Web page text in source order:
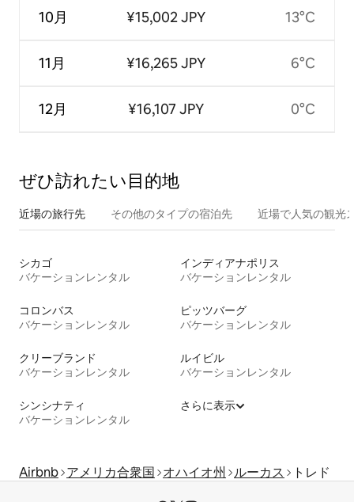
10月
11月
12月
¥15,002 JPY
¥16,265 JPY
¥16,107 JPY
13°C
6°C
0°C
ぜひ訪⁠れ⁠た⁠い目⁠的⁠地
近場の旅行先 その他のタ⁠イ⁠プ⁠の宿⁠泊⁠先 近場で人気の観光
シカゴ
バケーションレンタル
インディアナポリス
バケーションレンタル
コロンバス
バケーションレンタル
ピッツバーグ
バケーションレンタル
クリーブランド
バケーションレンタル
ルイビル
バケーションレンタル
シンシナティ
バケーションレンタル
さらに表示
Airbnb アメリカ合衆国 オハイオ州 ルーカス トレド